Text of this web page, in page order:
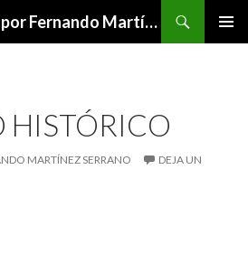
Cogito ergo escribo por Fernando Martínez Serrano
HISTÓRICO
MARTÍNEZ SERRANO
DEJA UN